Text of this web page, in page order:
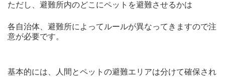
ただし、避難所内のどこにペットを避難させるかは
各自治体、避難所によってルールが異なってきますので注
意が必要です。
基本的には、人間とペットの避難エリアは分けて確保され